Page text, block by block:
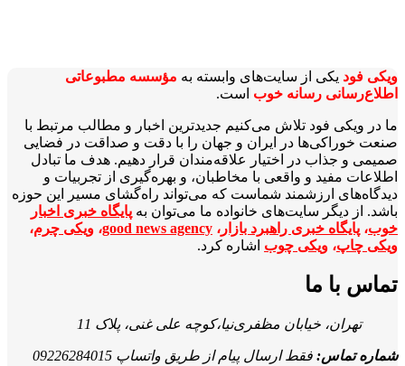
ویکی‌ فود یکی از سایت‌های وابسته به مؤسسه مطبوعاتی
اطلاع‌رسانی رسانه خوب است.
ما در ویکی‌ فود تلاش می‌کنیم جدیدترین اخبار و مطالب مرتبط با
صنعت خوراکی‌ها در ایران و جهان را با دقت و صداقت در فضایی
صمیمی و جذاب در اختیار علاقه‌مندان قرار دهیم. هدف ما تبادل
اطلاعات مفید و واقعی با مخاطبان، و بهره‌گیری از تجربیات و
دیدگاه‌های ارزشمند شماست که می‌تواند راه‌گشای مسیر این حوزه
باشد. از دیگر سایت‌های خانواده ما می‌توان به پایگاه خبری اخبار
خوب، پایگاه خبری راهبرد بازار ، good news agency، ویکی چرم،
ویکی چاپ، ویکی چوب اشاره کرد.
تماس با ما
تهران، خیابان مظفری‌نیا،کوچه علی غنی، پلاک 11
شماره تماس: فقط ارسال پیام از طریق واتساپ 09226284015